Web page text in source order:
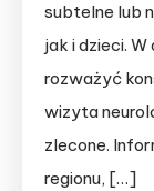
subtelne lub
jak i dzieci.
rozważyć
wizyta
zlecone.
regionu, […]